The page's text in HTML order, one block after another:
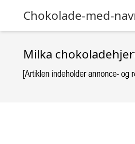
Chokolade-med-
Milka